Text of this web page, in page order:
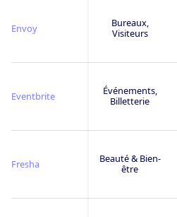
Envoy
Bureaux,
Visiteurs
Eventbrite
Événements,
Billetterie
Fresha
Beauté & Bien-
être